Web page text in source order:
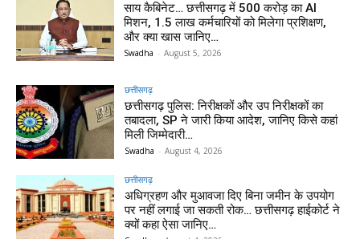
साय कैबिनेट… छत्तीसगढ़ में 500 करोड़ का AI
मिशन, 1.5 लाख कर्मचारियों को मिलेगा प्रशिक्षण,
और क्या खास जानिए…
Swadha - August 5, 2026
छत्तीसगढ़
छत्तीसगढ़ पुलिस: निरीक्षकों और उप निरीक्षकों का
तबादला, SP ने जारी किया आदेश, जानिए किसे कहां
मिली जिम्मेदारी…
Swadha - August 4, 2026
छत्तीसगढ़
अधिग्रहण और मुआवजा दिए बिना जमीन के उपयोग
पर नहीं लगाई जा सकती रोक… छत्तीसगढ़ हाईकोर्ट ने
क्यों कहा ऐसा जानिए…